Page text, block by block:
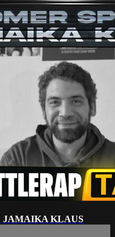
JAMAIKA KLAUS